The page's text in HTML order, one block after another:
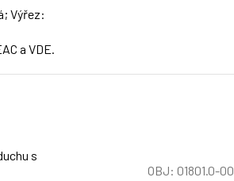
Výřez:
a VDE.
s
OBJ: 01801.0-00